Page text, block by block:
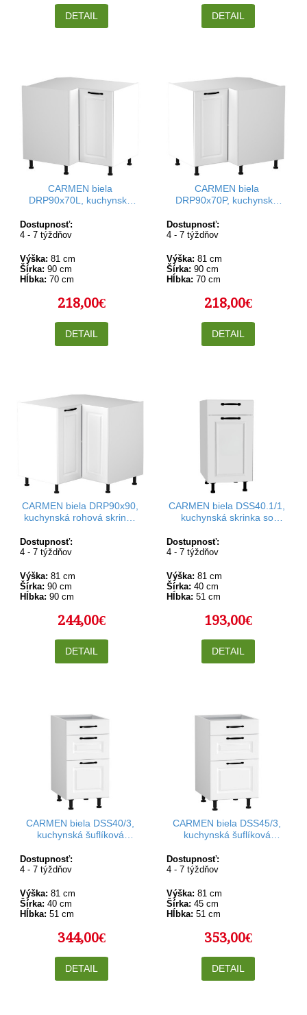
DETAIL DETAIL
CARMEN biela
DRP90x70L, kuchynská
90x70 cm, ľavá
Dostupnosť:
4 - 7 týždňov
Výška: 81 cm
Šírka: 90 cm
Hĺbka: 70 cm
218,00€
DETAIL
CARMEN biela
DRP90x70P, kuchynská
90x70 cm, pravá
Dostupnosť:
4 - 7 týždňov
Výška: 81 cm
Šírka: 90 cm
Hĺbka: 70 cm
218,00€
DETAIL
CARMEN biela DRP90x90,
kuchynská rohová skrinka
Dostupnosť:
4 - 7 týždňov
Výška: 81 cm
Šírka: 90 cm
Hĺbka: 90 cm
244,00€
DETAIL
CARMEN biela DSS40.1/1,
kuchynská skrinka so
Dostupnosť:
4 - 7 týždňov
Výška: 81 cm
Šírka: 40 cm
Hĺbka: 51 cm
193,00€
DETAIL
CARMEN biela DSS40/3,
kuchynská šuflíková
Dostupnosť:
4 - 7 týždňov
Výška: 81 cm
Šírka: 40 cm
Hĺbka: 51 cm
344,00€
DETAIL
CARMEN biela DSS45/3,
kuchynská šuflíková
Dostupnosť:
4 - 7 týždňov
Výška: 81 cm
Šírka: 45 cm
Hĺbka: 51 cm
353,00€
DETAIL